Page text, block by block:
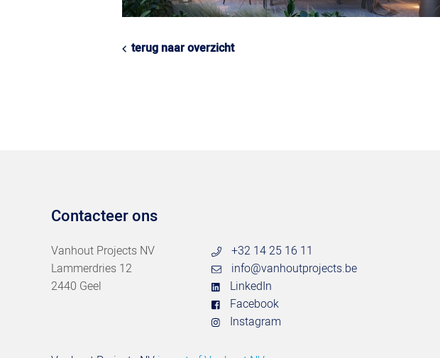
terug naar overzicht
Contacteer ons
Vanhout Projects NV
Lammerdries 12
2440 Geel
+32 14 25 16 11
info@vanhoutprojects.be
LinkedIn
Facebook
Instagram